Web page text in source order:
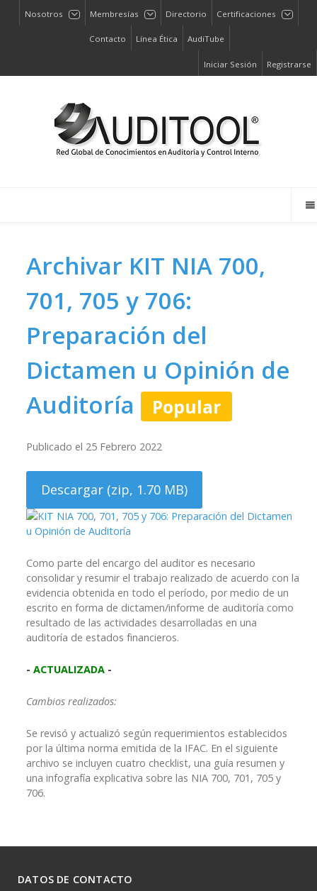
Nosotros Membresías Directorio Certificaciones
Contacto Línea Ética AudiTube
Iniciar Sesión Registrarse
Archivar KIT NIA 700,
701, 705 y 706:
Preparación del
Dictamen u Opinión de
Auditoría
Popular
Publicado el 25 Febrero 2022
Descargar (zip, 1.70 MB)
Como parte del encargo del auditor es necesario
consolidar y resumir el trabajo realizado de acuerdo con la
evidencia obtenida en todo el período, por medio de un
escrito en forma de dictamen/informe de auditoría como
resultado de las actividades desarrolladas en una
auditoría de estados financieros.
- ACTUALIZADA -
Cambios realizados:
Se revisó y actualizó según requerimientos establecidos
por la última norma emitida de la IFAC. En el siguiente
archivo se incluyen cuatro checklist, una guía resumen y
una infografía explicativa sobre las NIA 700, 701, 705 y
706.
DATOS DE CONTACTO